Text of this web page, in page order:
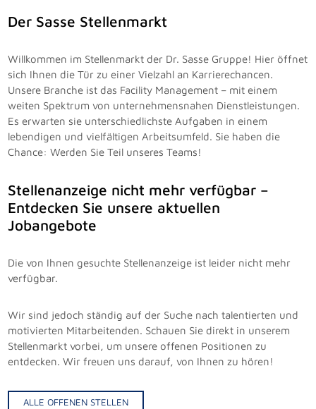
Der Sasse Stellenmarkt
Willkommen im Stellenmarkt der Dr. Sasse Gruppe! Hier öffnet
sich Ihnen die Tür zu einer Vielzahl an Karrierechancen.
Unsere Branche ist das Facility Management – mit einem
weiten Spektrum von unternehmensnahen Dienstleistungen.
Es erwarten sie unterschiedlichste Aufgaben in einem
lebendigen und vielfältigen Arbeitsumfeld. Sie haben die
Chance: Werden Sie Teil unseres Teams!
Stellenanzeige nicht mehr verfügbar –
Entdecken Sie unsere aktuellen
Jobangebote
Die von Ihnen gesuchte Stellenanzeige ist leider nicht mehr
verfügbar.
Wir sind jedoch ständig auf der Suche nach talentierten und
motivierten Mitarbeitenden. Schauen Sie direkt in unserem
Stellenmarkt vorbei, um unsere offenen Positionen zu
entdecken. Wir freuen uns darauf, von Ihnen zu hören!
ALLE OFFENEN STELLEN